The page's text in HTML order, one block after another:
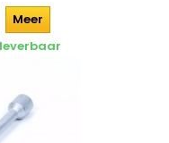
Meer